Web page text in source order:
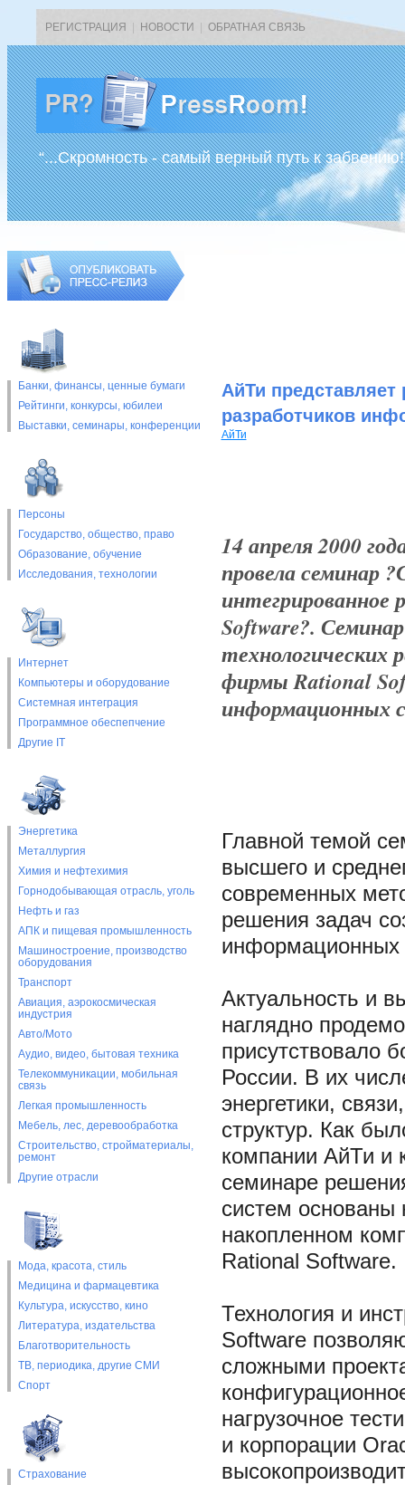
РЕГИСТРАЦИЯ НОВОСТИ ОБРАТНАЯ СВЯЗЬ
“...Скромность - самый верный путь к
Банки, финансы, ценные бумаги
Рейтинги, конкурсы, юбилеи
Выставки, cеминары, конференции
Персоны
Государство, общество, право
Образование, обучение
Исследования, технологии
Интернет
Компьютеры и оборудование
Системная интеграция
Программное обеспепчение
Другие IT
Энергетика
Металлургия
Химия и нефтехимия
Горнодобывающая отрасль, уголь
Нефть и газ
АПК и пищевая промышленность
Машиностроение, производство
оборудования
Транспорт
Авиация, аэрокосмическая
индустрия
Авто/Мото
Аудио, видео, бытовая техника
Телекоммуникации, мобильная
связь
Легкая промышленность
Мебель, лес, деревообработка
Строительство, стройматериалы,
ремонт
Другие отрасли
Мода, красота, стиль
Медицина и фармацевтика
Культура, искусство, кино
Литература, издательства
Благотворительность
ТВ, периодика, другие СМИ
Спорт
Страхование
АйТи
разработчиков
АйТи
14 апреля 2000
провела семинар
интегрированное
Software?.
технологических
фирмы Rational
информационных
Главной темой
высшего и
современных
решения задач
информационных
Актуальность и
наглядно
присутствовало
России. В их
энергетики,
структур. Как
компании АйТи и
семинаре
систем основаны
накопленном
Rational Software.
Технология и
Software
сложными
нагрузочное
и корпорации